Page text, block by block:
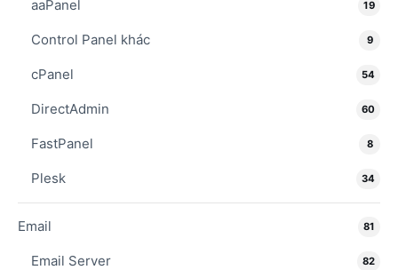
aaPanel 19
Control Panel khác 9
cPanel 54
DirectAdmin 60
FastPanel 8
Plesk 34
Email 81
Email Server 82